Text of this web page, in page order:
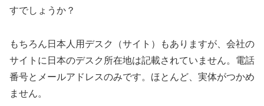
すでしょうか？
もちろん日本人用デスク（サイト）もありますが、会社の
サイトに日本のデスク所在地は記載されていません。電話
番号とメールアドレスのみです。ほとんど、実体がつかめ
ません。